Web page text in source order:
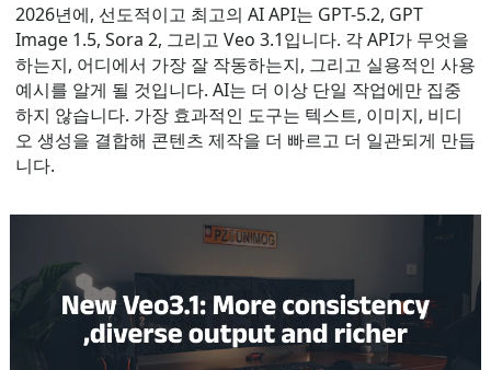
2026년에, 선도적이고 최고의 AI API는 GPT-5.2, GPT
Image 1.5, Sora 2, 그리고 Veo 3.1입니다. 각 API가 무엇을
하는지, 어디에서 가장 잘 작동하는지, 그리고 실용적인 사용
예시를 알게 될 것입니다. AI는 더 이상 단일 작업에만 집중
하지 않습니다. 가장 효과적인 도구는 텍스트, 이미지, 비디
오 생성을 결합해 콘텐츠 제작을 더 빠르고 더 일관되게 만듭
니다.